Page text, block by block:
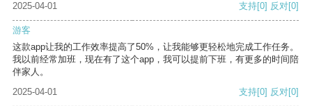
2025-04-01 支持[0] 反对[0]
游客
这款app让我的工作效率提高了50%，让我能够更轻松地完成工作任务。
我以前经常加班，现在有了这个app，我可以提前下班，有更多的时间陪
伴家人。
2025-04-01
支持[0] 反对[0]